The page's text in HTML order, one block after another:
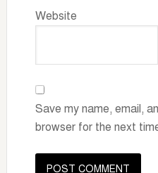
Website
Save my name, email,
browser for the next